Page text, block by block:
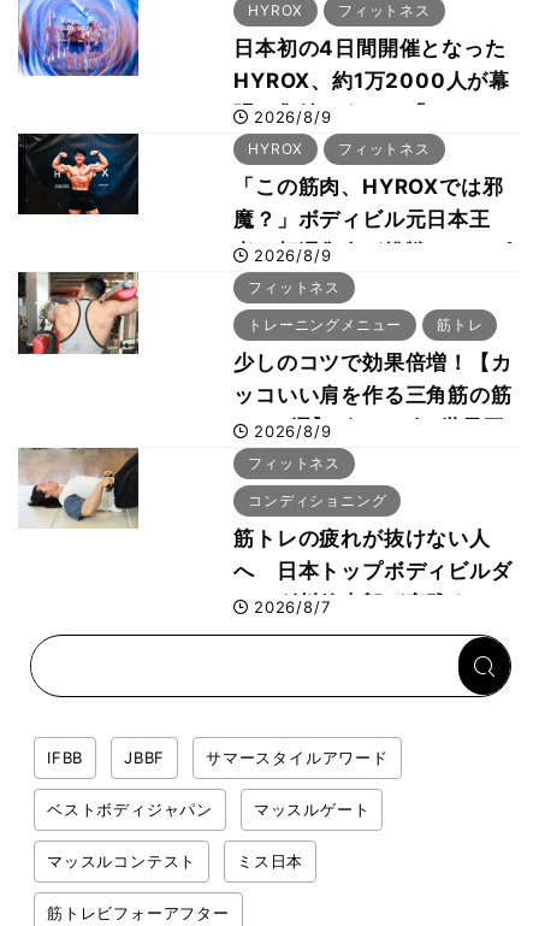
HYROX フィットネス
日本初の4日間開催となった
HYROX、約1万2000人が幕
張に集結 すでに「2028、
29年の大会も準備」
2026/8/9
HYROX フィットネス
「この筋肉、HYROXでは邪
魔？」ボディビル元日本王
者・相澤隼人が挑戦 バーピ
ーでは驚異の種目2位
2026/8/9
フィットネス
トレーニングメニュー 筋トレ
少しのコツで効果倍増！【カ
ッコいい肩を作る三角筋の筋
トレ6選】ボディビル世界王
者が解説！
2026/8/9
フィットネス
コンディショニング
筋トレの疲れが抜けない人
へ 日本トップボディビルダ
ー・刈川啓志郎が実践する
「回復習慣」
2026/8/7
IFBB JBBF サマースタイルアワード
ベストボディジャパン マッスルゲート
マッスルコンテスト ミス日本
筋トレビフォーアフター